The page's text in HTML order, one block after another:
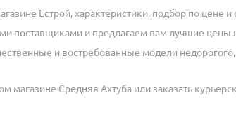
Естрой, характеристики, подбор по цене
поставщиками и предлагаем вам лучшие цены
и востребованные модели
Средняя Ахтуба или заказать